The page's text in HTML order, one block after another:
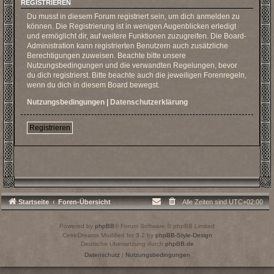
REGISTRIEREN
Du musst in diesem Forum registriert sein, um dich anmelden zu
können. Die Registrierung ist in wenigen Augenblicken erledigt
und ermöglicht dir, auf weitere Funktionen zuzugreifen. Die Board-
Administration kann registrierten Benutzern auch zusätzliche
Berechtigungen zuweisen. Beachte bitte unsere
Nutzungsbedingungen und die verwandten Regelungen, bevor
du dich registrierst. Bitte beachte auch die jeweiligen Forenregeln,
wenn du dich in diesem Board bewegst.
Nutzungsbedingungen | Datenschutzerklärung
Registrieren
Startseite Foren-Übersicht Alle Zeiten sindUTC+02:00
Powered by phpBB® Forum Software © phpBB Limited
CelticDreams Modified for 3.2 by phpBB-Style-Design
Deutsche Übersetzung durch phpBB.de
Datenschutz| Nutzungsbedingungen